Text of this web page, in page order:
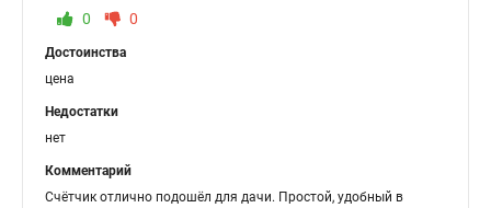
0 0
Достоинства
цена
Недостатки
нет
Комментарий
Счётчик отлично подошёл для дачи. Простой, удобный в